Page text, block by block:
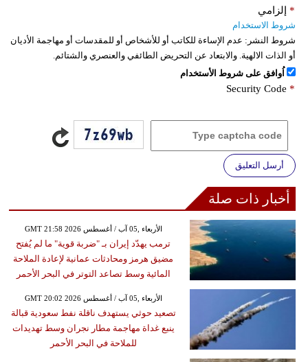
إلزامي *
شروط الاستخدام
شروط النشر: عدم الإساءة للكاتب أو للأشخاص أو للمقدسات أو مهاجمة الأديان
أو الذات الالهية. والابتعاد عن التحريض الطائفي والعنصري والشتائم.
اُوافق على شروط الأستخدام
Security Code *
أرسل التعليق
أخبار ذات صلة
GMT 21:58 2026 الأربعاء ,05 آب / أغسطس
ترمب يهدّد إيران بـ "ضربة قوية" ما لم يُفتح
مضيق هرمز ومحادثات عمانية لإعادة الملاحة
المائية وسط تصاعد التوتر في البحر الأحمر
GMT 20:02 2026 الأربعاء ,05 آب / أغسطس
تصعيد حوثي يستهدف ناقلة نفط سعودية قبالة
ينبع غداة مهاجمة مطار نجران وسط تهديدات
للملاحة في البحر الأحمر